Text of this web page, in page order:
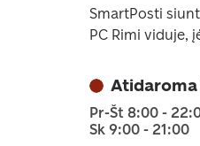
SmartPosti
PC Rimi viduje,
Pr-Št 8:00 -
Sk 9:00 - 21:00